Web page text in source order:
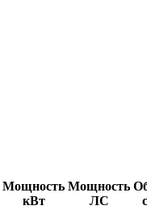
Мощность
кВт
Мощность
ЛС